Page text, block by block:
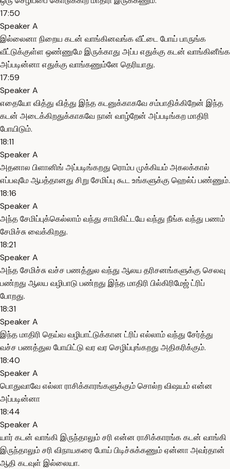
17:50
Speaker A
இல்லைனா நிறைய கடன் வாங்கினவங்க வீட்டை போய் பாருங்க
வீட்டுக்குள்ள ஒண்ணுமே இருக்காது அப்ப எதுக்கு கடன் வாங்கினீங்க
அப்படின்னா எதுக்கு வாங்கணும்னே தெரியாது.
17:59
Speaker A
எதையோ வித்து வித்து இந்த கடனுக்காகவே சம்பாதிக்கிறேன் இந்த
கடன் அடைக்கிறதுக்காகவே நான் வாழ்றேன் அப்படிங்கற மாதிரி
போயிடும்.
18:11
Speaker A
அதனால பிளானிங் அப்படிங்கறது ரொம்ப முக்கியம் அகலக்கால்
எப்பவுமே ஆபத்தானது சிறு சேமிப்பு கூட உங்களுக்கு ஹெல்ப் பண்ணும்.
18:16
Speaker A
அந்த சேமிப்புக்கெல்லாம் வந்து சாமிகிட்டயே வந்து நீங்க வந்து பணம்
சேமிச்சு வைக்கிறது.
18:21
Speaker A
அந்த சேமிச்சு வச்ச பணத்துல வந்து ஆலய தரிசனங்களுக்கு செலவு
பண்றது ஆலய வழிபாடு பண்றது இந்த மாதிரி பில்கிரிமேஜ் ட்ரிப்
போறது.
18:31
Speaker A
இந்த மாதிரி தெய்வ வழிபாட்டுக்கான ட்ரிப் எல்லாம் வந்து சேர்த்து
வச்ச பணத்துல போயிட்டு வர வர செழிப்புங்கறது அதிகரிக்கும்.
18:40
Speaker A
பொதுவாவே எல்லா ராசிக்காரங்களுக்கும் சொல்ற விஷயம் என்ன
அப்படின்னா
18:44
Speaker A
யார் கடன் வாங்கி இருந்தாலும் சரி என்ன ராசிக்காரங்க கடன் வாங்கி
இருந்தாலும் சரி விநாயகரை போய் பிடிச்சுக்கணும் ஏன்னா அவர்தான்
ஆதி கடவுள் இல்லையா.